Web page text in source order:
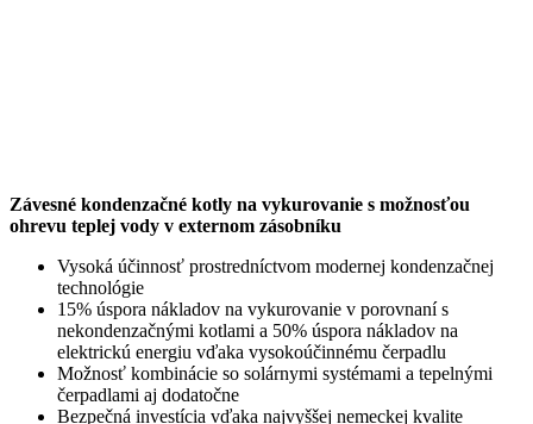
Závesné kondenzačné kotly na vykurovanie s možnosťou
ohrevu teplej vody v externom zásobníku
Vysoká účinnosť prostredníctvom modernej kondenzačnej
technológie
15% úspora nákladov na vykurovanie v porovnaní s
nekondenzačnými kotlami a 50% úspora nákladov na
elektrickú energiu vďaka vysokoúčinnému čerpadlu
Možnosť kombinácie so solárnymi systémami a tepelnými
čerpadlami aj dodatočne
Bezpečná investícia vďaka najvyššej nemeckej kvalite